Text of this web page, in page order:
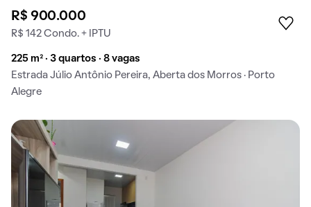
R$ 900.000
R$ 142 Condo. + IPTU
225 m² · 3 quartos · 8 vagas
Estrada Júlio Antônio Pereira, Aberta dos Morros · Porto
Alegre